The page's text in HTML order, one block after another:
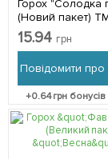
Горох "Солодка
(Новий пакет)
10г
15.94 грн
Повідомити про
+0.64грн